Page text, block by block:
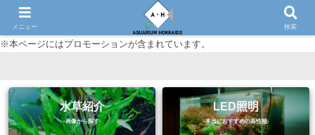
初心者に優しいアクアリウム（熱帯魚・水草等）情報サイト
※本ページにはプロモーションが含まれています。
水草紹介 LED照明
メニュー 検索